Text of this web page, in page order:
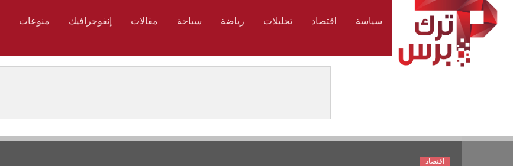
سياسة اقتصاد تحليلات رياضة سياحة مقالات إنفوجرافيك منوعات
اقتصاد